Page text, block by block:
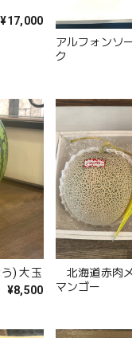
¥17,000
アルフォンソ
ク
) 大玉
¥8,500
北海道赤肉
マンゴー